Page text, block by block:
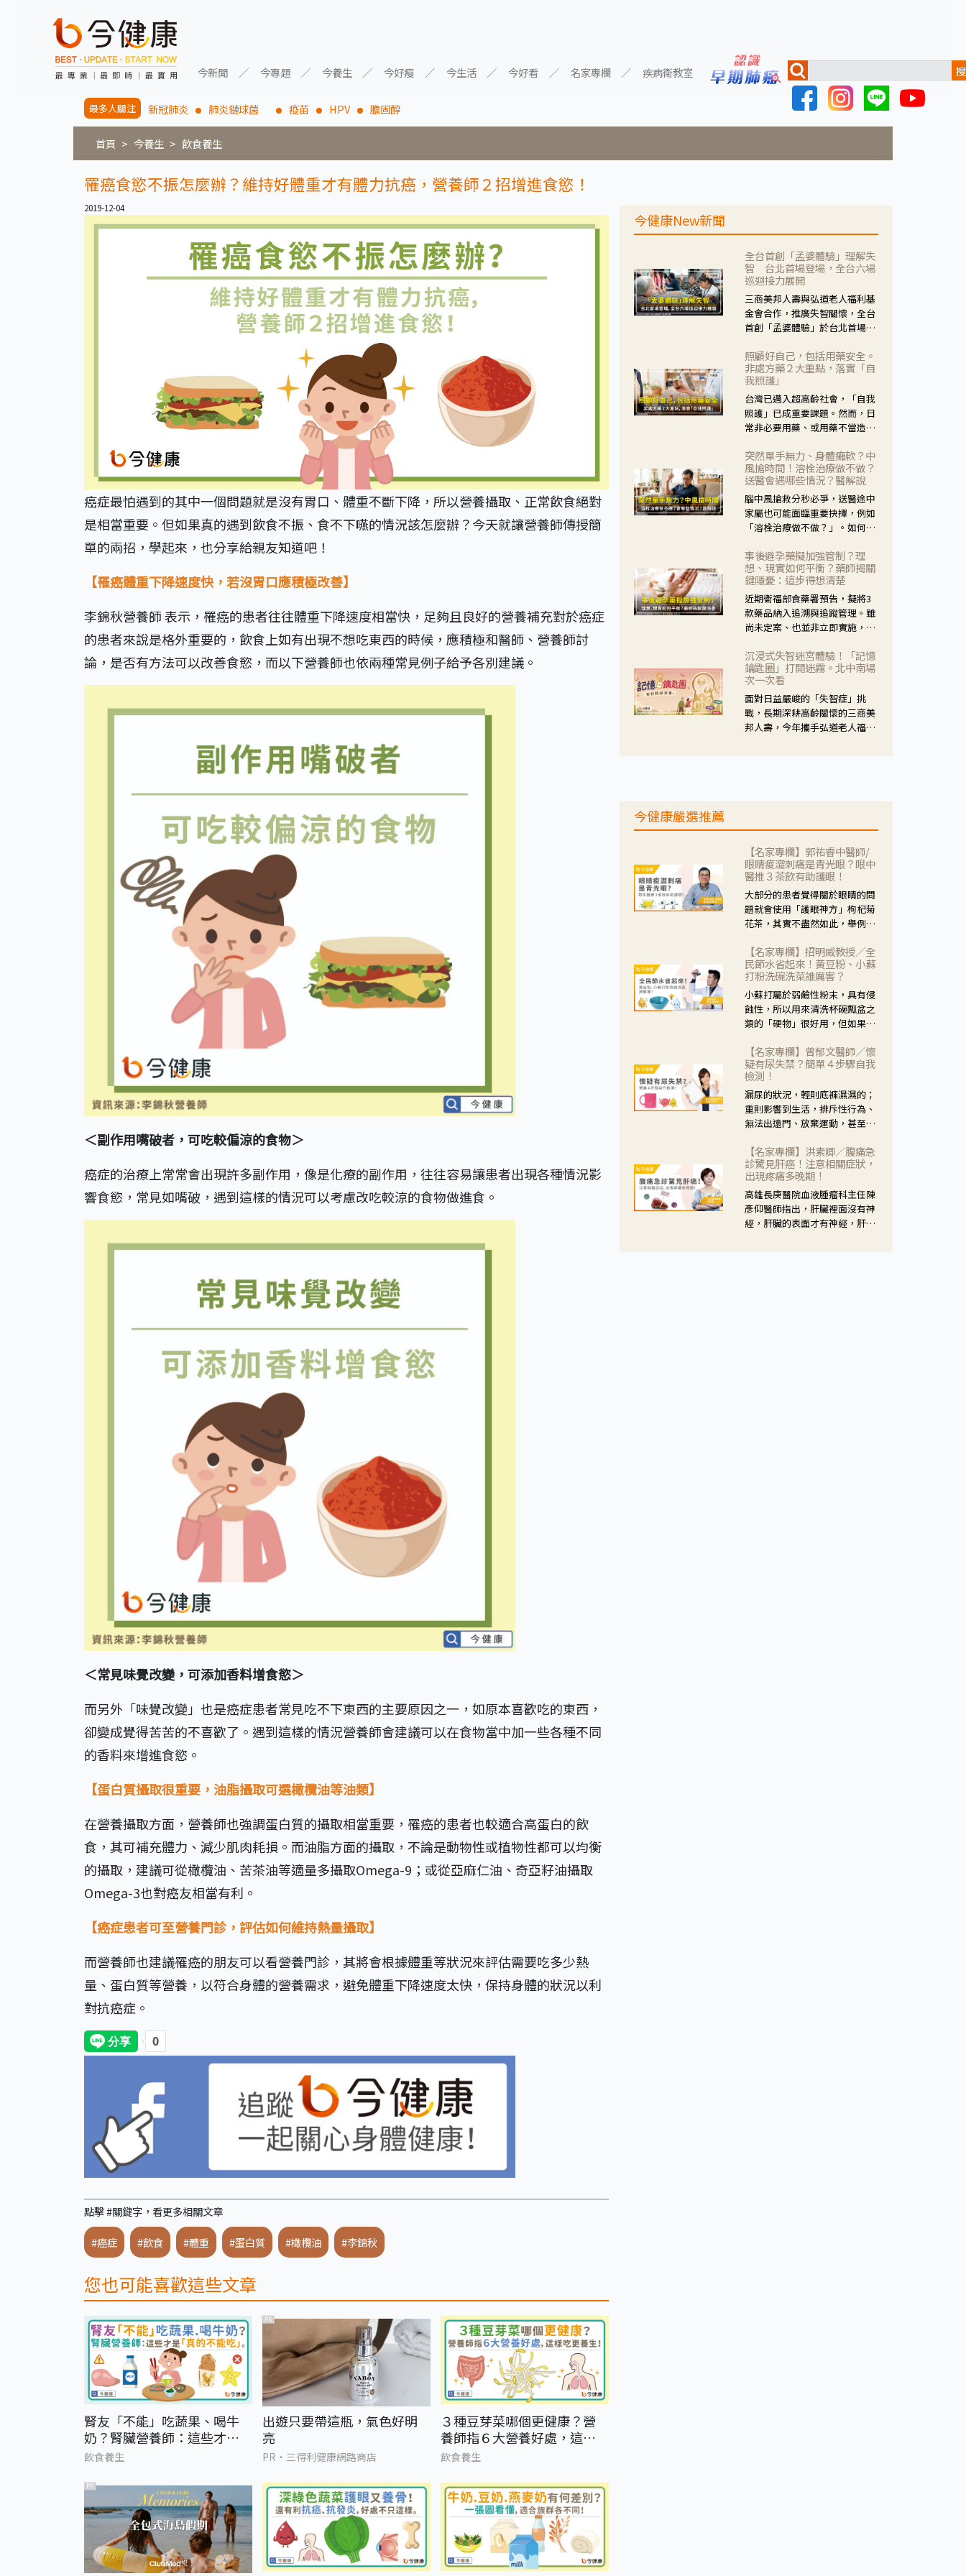
今新聞 今專題 今養生 今好瘦 今生活 今好看 名家專欄 疾病衛教室
最多人關注 新冠肺炎 肺炎鏈球菌 疫苗 HPV 膽固醇
首頁 今養生 飲食養生
罹癌食慾不振怎麼辦？維持好體重才有體力抗癌，營養師２招增進食慾！
2019-12-04
癌症最怕遇到的其中一個問題就是沒有胃口、體重不斷下降，所以營養攝取、正常飲食絕對
是相當重要。但如果真的遇到飲食不振、食不下嚥的情況該怎麼辦？今天就讓營養師傳授簡
單的兩招，學起來，也分享給親友知道吧！
【罹癌體重下降速度快，若沒胃口應積極改善】
李錦秋營養師 表示，罹癌的患者往往體重下降速度相當快，足夠且良好的營養補充對於癌症
的患者來說是格外重要的，飲食上如有出現不想吃東西的時候，應積極和醫師、營養師討
論，是否有方法可以改善食慾，而以下營養師也依兩種常見例子給予各別建議。
＜副作用嘴破者，可吃較偏涼的食物＞
癌症的治療上常常會出現許多副作用，像是化療的副作用，往往容易讓患者出現各種情況影
響食慾，常見如嘴破，遇到這樣的情況可以考慮改吃較涼的食物做進食。
＜常見味覺改變，可添加香料增食慾＞
而另外「味覺改變」也是癌症患者常見吃不下東西的主要原因之一，如原本喜歡吃的東西，
卻變成覺得苦苦的不喜歡了。遇到這樣的情況營養師會建議可以在食物當中加一些各種不同
的香料來增進食慾。
【蛋白質攝取很重要，油脂攝取可選橄欖油等油類】
在營養攝取方面，營養師也強調蛋白質的攝取相當重要，罹癌的患者也較適合高蛋白的飲
食，其可補充體力、減少肌肉耗損。而油脂方面的攝取，不論是動物性或植物性都可以均衡
的攝取，建議可從橄欖油、苦茶油等適量多攝取Omega-9；或從亞麻仁油、奇亞籽油攝取
Omega-3也對癌友相當有利。
【癌症患者可至營養門診，評估如何維持熱量攝取】
而營養師也建議罹癌的朋友可以看營養門診，其將會根據體重等狀況來評估需要吃多少熱
量、蛋白質等營養，以符合身體的營養需求，避免體重下降速度太快，保持身體的狀況以利
對抗癌症。
點擊 #關鍵字，看更多相關文章
#癌症 #飲食 #體重 #蛋白質 #橄欖油 #李錦秋
您也可能喜歡這些文章
腎友「不能」吃蔬果、喝牛
奶？腎臟營養師：這些才是
「真的不能吃」。
飲食養生
PR
出遊只要帶這瓶，氣色好明
亮
PR・三得利健康網路商店
３種豆芽菜哪個更健康？營
養師指６大營養好處，這樣
吃更養生！
飲食養生
PR
今健康New新聞
全台首創「孟婆體驗」理解失
智 台北首場登場，全台六場
巡迴接力展開
三商美邦人壽與弘道老人福利基
金會合作，推廣失智關懷，全台
首創「孟婆體驗」於台北首場實
模式，用結合情境互動等豐富活
動，將抽象的失智轉化為可感
受、可討論的生活情境，並引導
民眾在家人開始出現改變時，以
理解取代責備、以耐心回應不
安。
照顧好自己，包括用藥安全。
非處方藥２大重點，落實「自
我照護」
台灣已邁入超高齡社會，「自我
照護」已成重要課題。然而，日
常非必要用藥、或用藥不當造成
在重要。社團法人台灣自我照護
產業協會 提出「非處方藥正確使
用」與「藥師給力」，鼓勵民眾
建立安全且正確的自我照護習
慣。
突然單手無力、身體癱軟？中
風搶時間！溶栓治療做不做？
送醫會遇哪些情況？醫解說
腦中風搶救分秒必爭，送醫途中
家屬也可能面臨重要抉擇，例如
「溶栓治療做不做？」。如何搶
會理事長陳龍醫師解說！
事後避孕藥擬加強管制？理
想、現實如何平衡？藥師揭關
鍵隱憂：這步得想清楚
近期衛福部食藥署預告，擬將3
款藥品納入追溯與追蹤管理。雖
尚未定案、也並非立即實施，不
人杰藥師表示，這三款藥物目
的、作用、風險各有不同，管制
與否所帶來的後許影響也不同，
可先了解其特性。
沉浸式失智迷宮體驗！「記憶
鑰匙圈」打開迷霧。北中南場
次一次看
面對日益嚴峻的「失智症」挑
戰，長期深耕高齡關懷的三商美
邦人壽，今年攜手弘道老人福利
生活挑戰。
今健康嚴選推薦
【名家專欄】郭祐睿中醫師/
眼睛痠澀刺痛是青光眼？眼中
醫推３茶飲有助護眼！
大部分的患者覺得關於眼睛的問
題就會使用「護眼神方」枸杞菊
花茶，其實不盡然如此，舉例來
紅、眼睛痛、眼屎多而且顏色
黃，當然就可以使用枸杞菊花
茶，但是枸杞的劑量要少，菊花
的劑量要多；若是有以上症狀以
外，眼睛還會有灼熱感，眼屎多
到會「牽絲」，也就是水樣分泌
了，這時候就要使用菊花、金銀
花來治療；假如單純的眼睛乾
澀，結膜沒有紅，眼睛周圍沒有
眼屎，這種情況是屬於「陰
虛」，就可以使用枸杞、蓮藕、
麥門冬、山藥等比較滋潤的藥
【名家專欄】招明威教授／全
民節水省起來！黃豆粉、小蘇
打粉洗碗洗菜誰厲害？
小蘇打屬於弱鹼性粉末，具有侵
蝕性，所以用來清洗杯碗瓢盆之
類的「硬物」很好用，但如果用
特別注意用法用量，使用過多或
是浸泡太久，容易腐蝕蔬菜的纖
維，讓菜軟掉不清脆。
【名家專欄】曾郁文醫師／懷
疑有尿失禁？簡單４步驟自我
檢測！
漏尿的狀況，輕則底褲濕濕的；
重則影響到生活，排斥性行為、
無法出遠門、放棄運動，甚至怕
禁」的症狀，長期下來不敢與朋
友往來，低潮陰霾造成憂鬱症。
【名家專欄】洪素卿／腹痛急
診驚見肝癌！注意相關症狀，
出現疼痛多晚期！
高雄長庚醫院血液腫瘤科主任陳
彥仰醫師指出，肝臟裡面沒有神
經，肝臟的表面才有神經，肝臟